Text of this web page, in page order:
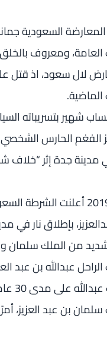
السعودية
العامة، ومعروف
سعود، اذ قتل
شهير بتسريباته
الفغم الحارس
مدينة جدة إثر
يشار إلى أنه في يوم الأحد 29
بإطلاق نار في
من الملك
عبدالله بن عبد
على مدى 30 عامًا.
أصدر الملك سلمان بن عبد